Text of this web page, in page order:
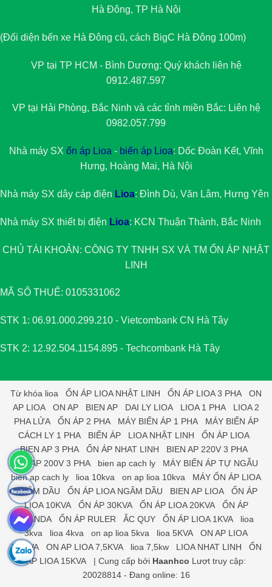
Hà Đông, TP Hà Nội
(Đối diện bến xe Hà Đông cũ, cách BigC Hà Đông 100m)
VP tại TP HCM - Bình Dương: Quý khách liên hệ
0912.487.597
VP tại Hải Phòng, Bắc Ninh và các tỉnh miền Bắc: Liên hệ
0982.057.799
Nhà máy SX ổn áp Lioa - biến áp Lioa: Dốc Đoàn Kết, Vĩnh
Hưng, Hoàng Mai, Hà Nội
Nhà máy SX dây cáp điện Lioa: Đình Dù, Văn Lâm, Hưng Yên
Nhà máy SX thiết bị điện Lioa: KCN Thuận Thành, Bắc Ninh
CHỦ TÀI KHOẢN: CÔNG TY TNHH SX VÀ TM ỔN ÁP NHẬT
LINH
MÃ SỐ THUẾ: 0105331062
STK 1: 06.91.000.299.210 - Vietcombank CN Hà Tây
STK 2: 12.92.504.1154.895 - Techcombank Hà Tây
Từ khóa lioa ỔN ÁP LIOA NHẬT LINH ỔN ÁP LIOA 3 PHA
ON
AP LIOA
ON AP BIEN AP DAI LY LIOA LIOA 1 PHA
LIOA 2
PHA LỬA
ỔN ÁP 2 PHA MÁY BIẾN ÁP 1 PHA
MÁY BIẾN ÁP
CÁCH LY 1 PHA
BIẾN ÁP LIOA NHẬT LINH
ỔN ÁP LIOA
BIEN AP 3 PHA
ỔN ÁP NHAT LINH
BIEN AP 220V 3 PHA
BIEN AP 200V 3 PHA
bien ap cach ly
MÁY BIẾN ÁP TỰ NGẪU
bien ap cach ly
lioa 10kva on ap lioa 10kva
MÁY ỔN ÁP LIOA
NGÂM DẦU
ỔN ÁP LIOA NGÂM DẦU BIEN AP LIOA
ỔN ÁP
LIOA 10KVA
ỔN ÁP 30KVA ỔN ÁP LIOA 20KVA
ỔN ÁP
STANDA
ỔN ÁP RULER ẮC QUY ỔN ÁP LIOA 1KVA
lioa
3kva
lioa 4kva on ap lioa 5kva lioa 5KVA
ON AP LIOA
7,5KVA
ON AP LIOA 7,5KVA lioa 7,5kw LIOA NHAT LINH
ỔN
ÁP LIOA 15KVA
| Cung cấp bởi Haanhco Lượt truy cập:
20028814 - Đang online: 16